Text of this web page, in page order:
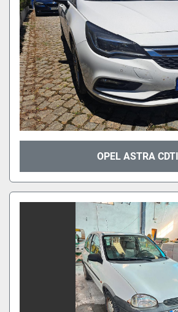
OPEL ASTRA CDTI